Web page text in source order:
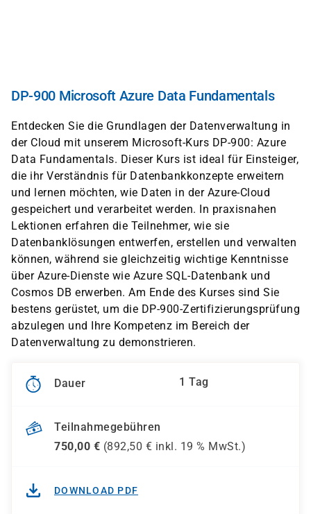
DP-900 Microsoft Azure Data Fundamentals
Entdecken Sie die Grundlagen der Datenverwaltung in
der Cloud mit unserem Microsoft-Kurs DP-900: Azure
Data Fundamentals. Dieser Kurs ist ideal für Einsteiger,
die ihr Verständnis für Datenbankkonzepte erweitern
und lernen möchten, wie Daten in der Azure-Cloud
gespeichert und verarbeitet werden. In praxisnahen
Lektionen erfahren die Teilnehmer, wie sie
Datenbanklösungen entwerfen, erstellen und verwalten
können, während sie gleichzeitig wichtige Kenntnisse
über Azure-Dienste wie Azure SQL-Datenbank und
Cosmos DB erwerben. Am Ende des Kurses sind Sie
bestens gerüstet, um die DP-900-Zertifizierungsprüfung
abzulegen und Ihre Kompetenz im Bereich der
Datenverwaltung zu demonstrieren.
Dauer 1 Tag
Teilnahmegebühren
750,00 € (892,50 € inkl. 19 % MwSt.)
DOWNLOAD PDF